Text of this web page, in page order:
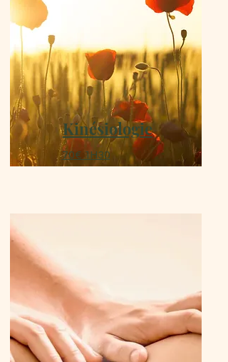
Kinésiologie
70€ 1H30